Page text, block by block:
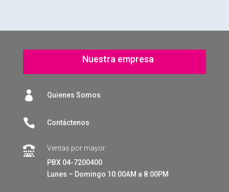
Nuestra empresa
 Quienes Somos
 Contáctenos

Ventas por mayor
PBX 04-7200400
Lunes – Domingo 10:00AM a 8:00PM